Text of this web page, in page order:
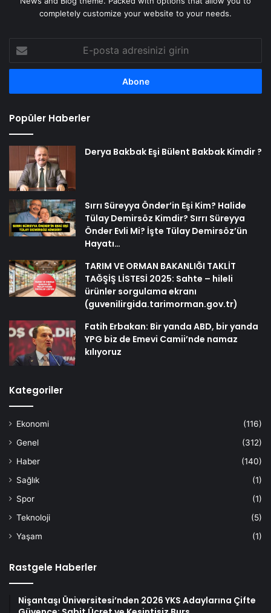
completely customize your website to your needs.
posta
adresinizi
Popüler Haberler
Derya Bakbak Eşi Bülent Bakbak Kimdir ?
Sırrı Süreyya Önder’in Eşi Kim? Halide
Tülay Demirsöz Kimdir? Sırrı Süreyya
Önder Evli Mi? İşte Tülay Demirsöz’ün
Hayatı…
TARIM VE ORMAN BAKANLIĞI TAKLİT
TAĞŞİŞ LİSTESİ 2025: Sahte – hileli
ürünler sorgulama ekranı
(guvenilirgida.tarimorman.gov.tr)
Fatih Erbakan: Bir yanda ABD, bir yanda
YPG biz de Emevi Camii’nde namaz
kılıyoruz
Kategoriler
Ekonomi
(116)
Genel
(312)
Haber
(140)
Sağlık
(1)
Spor
(1)
Teknoloji
(5)
Yaşam
(1)
Rastgele Haberler
Nişantaşı Üniversitesi’nden 2026 YKS Adaylarına Çifte